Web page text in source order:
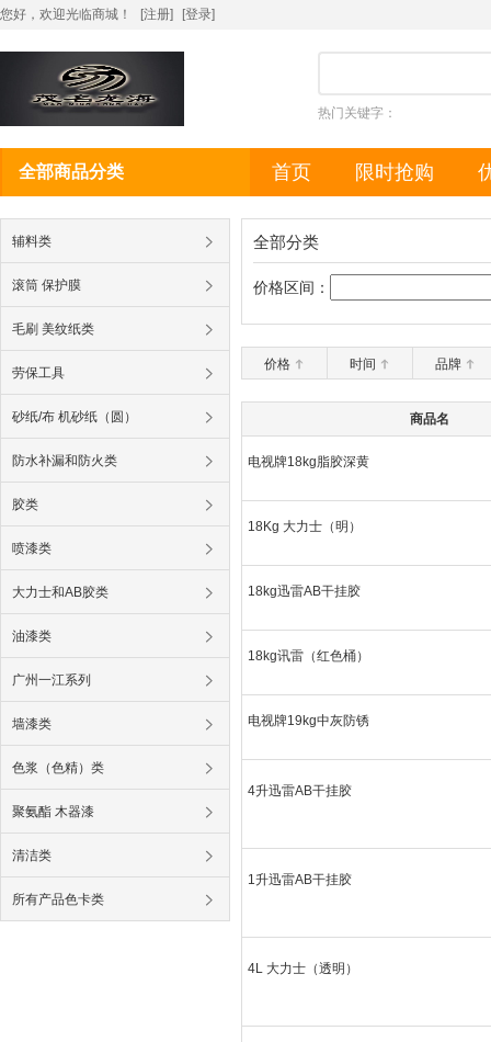
您好，欢迎光临商城！ [注册] [登录]
热门关键字：
全部商品分类 首页 限时抢购
辅料类
滚筒 保护膜
毛刷 美纹纸类
劳保工具
砂纸/布 机砂纸（圆）
防水补漏和防火类
胶类
喷漆类
大力士和AB胶类
油漆类
广州一江系列
墙漆类
色浆（色精）类
聚氨酯 木器漆
清洁类
所有产品色卡类
全部分类
价格区间：
价格 时间 品牌
商品名
电视牌18kg脂胶深黄
18Kg 大力士（明）
18kg迅雷AB干挂胶
18kg讯雷（红色桶）
电视牌19kg中灰防锈
4升迅雷AB干挂胶
1升迅雷AB干挂胶
4L 大力士（透明）